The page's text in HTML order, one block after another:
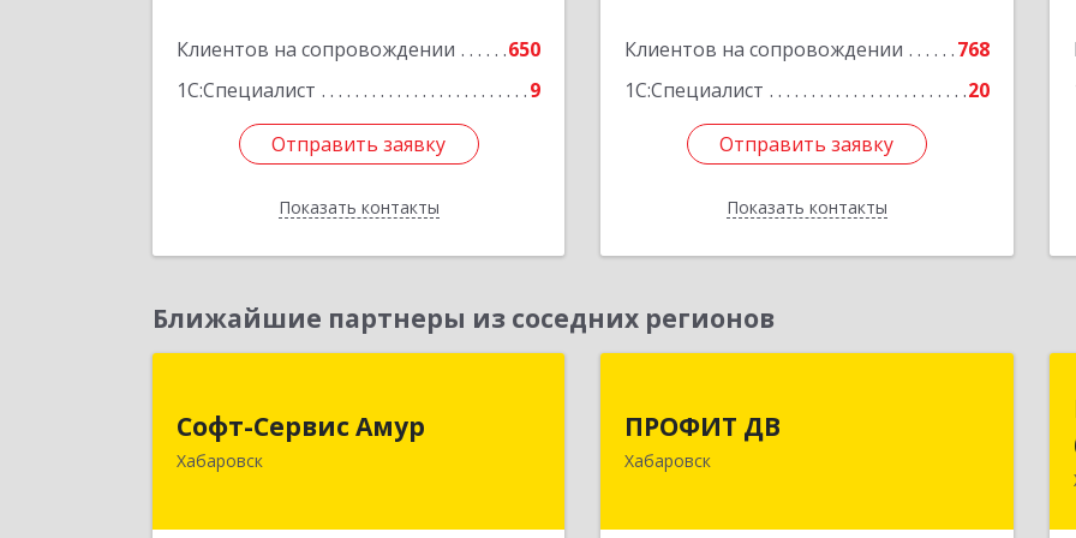
Клиентов на сопровождении
650
1С:Специалист
9
Отправить заявку
Показать контакты
Отправить заявку
Назад
Клиентов на сопровождении
768
1С:Специалист
20
Отправить заявку
Показать контакты
Отправить заявку
Назад
Ближайшие партнеры из соседних регионов
Софт-Сервис Амур
Хабаровск
680000, Хабаровский край, Хабаровск
г, Муравьева-Амурского ул., дом № 4,
ПРОФИТ ДВ
Хабаровск
680000, Хабаровский край, Хабаровск
г, Муравьева-Амурского ул, дом № 25,